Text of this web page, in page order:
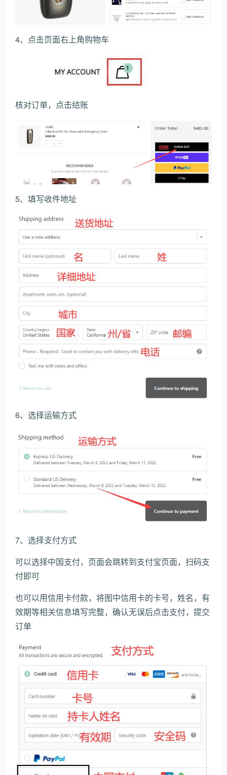
4、点击页面右上角购物车
核对订单，点击结账
5、填写收件地址
6、选择运输方式
7、选择支付方式
可以选择中国支付，页面会跳转到支付宝页面，扫码支
付即可
也可以用信用卡付款，将图中信用卡的卡号，姓名，有
效期等相关信息填写完整，确认无误后点击支付，提交
订单